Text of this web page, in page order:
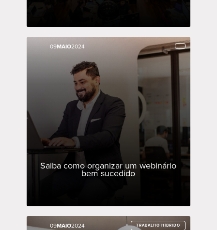
09MAIO2024
Saiba como organizar um webinário
bem sucedido
09MAIO2024
09MAIO2024 TRABALHO HÍBRIDO
09MAIO2024 TRABALHO HÍBRIDO